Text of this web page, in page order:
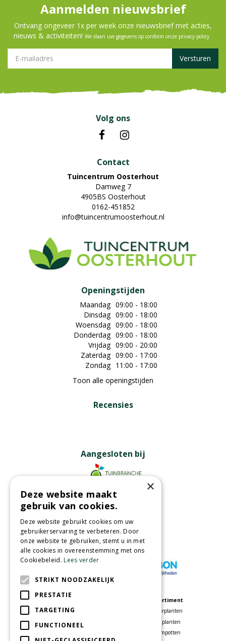
Aanmelden nieuwsbrief
Ontvang ongeveer 1x per week onze nieuwsbrief met acties,
nieuws & activiteiten! We slaan uw gegevens op conform onze privacy policy.
Volg ons
Contact
Tuincentrum Oosterhout
Damweg 7
4905BS Oosterhout
0162-451852
info@tuincentrumoosterhout.nl
Openingstijden
Maandag 09:00 - 18:00
Dinsdag 09:00 - 18:00
Woensdag 09:00 - 18:00
Donderdag 09:00 - 18:00
Vrijdag 09:00 - 20:00
Zaterdag 09:00 - 17:00
Zondag 11:00 - 17:00
Toon alle openingstijden
Recensies
Aangesloten bij
Partners
Wij accepteren
Tuincentrum
Speelparadijs
Assortiment
Kamerplanten
Tuinplanten
Bloempotten
×
Deze website maakt
gebruik van cookies.
Deze website gebruikt cookies om uw
gebruikerservaring te verbeteren. Door
onze website te gebruiken, stemt u in met
alle cookies in overeenstemming met ons
Cookiebeleid.Lees verder
STRIKT NOODZAKELIJK
PRESTATIE
TARGETING
FUNCTIONEEL